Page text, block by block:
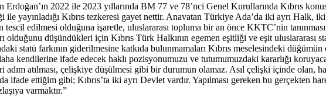
2022 ile 2023 yıllarında BM 77 ve 78’nci Genel Kurullarında Kıbrıs
Kıbrıs tezkeresi gayet nettir. Anavatan Türkiye Ada’da iki ayrı Halk,
edilmesi olduğuna işaretle, uluslararası topluma bir an önce KKTC’nin tanınması
düşündükleri için Kıbrıs Türk Halkının egemen eşitliği ve eşit uluslararası
statü farkının giderilmesine katkıda bulunmamaları Kıbrıs meselesindeki
kendilerine ifade edecek haklı pozisyonumuzu ve tutumumuzdaki kararlığı
atılması, çelişkiye düşülmesi gibi bir durumun olamaz. Asıl çelişki içinde olan,
ifade ettiğim gibi; Kıbrıs’ta iki ayrı Devlet vardır. Yapılması gereken bu gerçekten
varmaktır.”